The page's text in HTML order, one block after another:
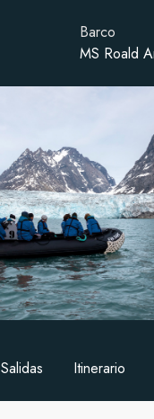
Barco
MS Roald
Salidas Itinerario